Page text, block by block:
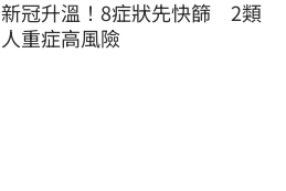
新冠升溫！8症狀先快篩　2類
人重症高風險